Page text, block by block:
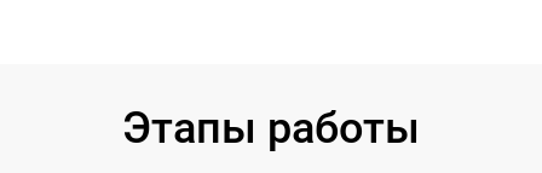
Этапы работы